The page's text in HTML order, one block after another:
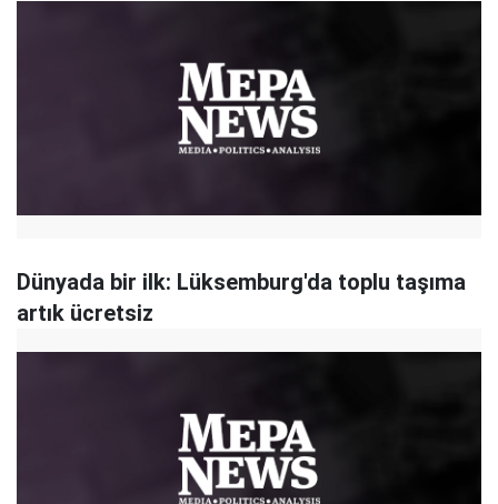
Dünyada bir ilk: Lüksemburg'da toplu taşıma
artık ücretsiz